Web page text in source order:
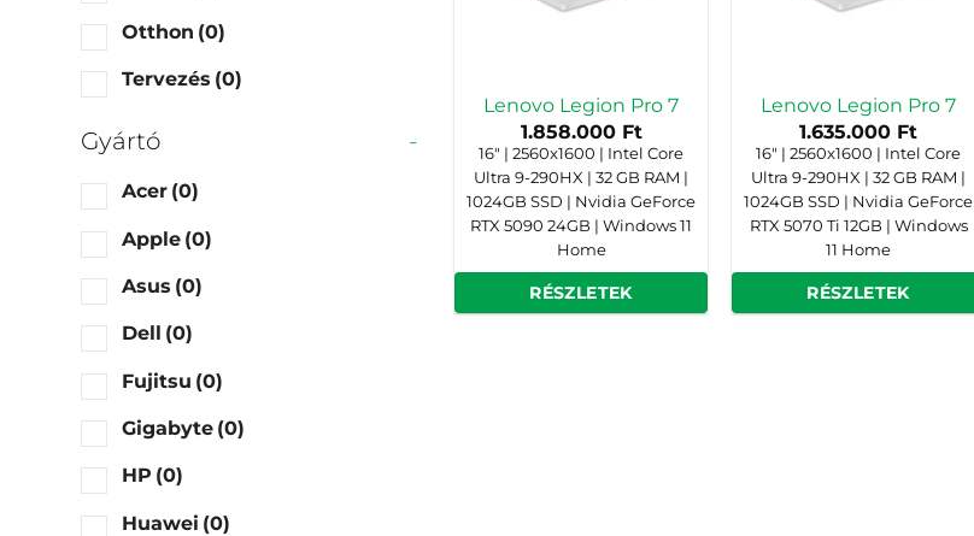
Otthon (0)
Tervezés (0)
Gyártó -
Acer (0)
Apple (0)
Asus (0)
Dell (0)
Fujitsu (0)
Gigabyte (0)
HP (0)
Huawei (0)
Lenovo Legion Pro 7
1.858.000 Ft
16" | 2560x1600 | Intel Core
Ultra 9-290HX | 32 GB RAM |
1024GB SSD | Nvidia GeForce
RTX 5090 24GB | Windows 11
Home
RÉSZLETEK
Lenovo Legion Pro 7
1.635.000 Ft
16" | 2560x1600 | Intel Core
Ultra 9-290HX | 32 GB RAM |
1024GB SSD | Nvidia GeForce
RTX 5070 Ti 12GB | Windows
11 Home
RÉSZLETEK